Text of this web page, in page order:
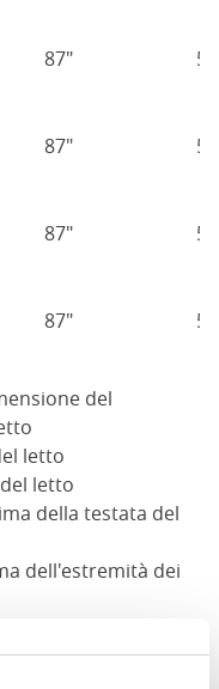
87"
87"
87"
87"
del
letto
letto
della testata del
dell'estremità dei